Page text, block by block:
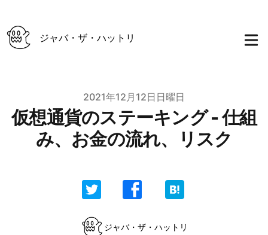
ジャバ・ザ・ハットリ
2021年12月12日日曜日
仮想通貨のステーキング - 仕組
み、お金の流れ、リスク
ジャバ・ザ・ハットリ